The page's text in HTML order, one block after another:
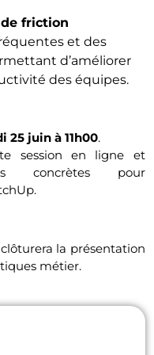
friction
et des
d’améliorer
des équipes.
25 juin à 11h00.
session en ligne et
concrètes pour
la présentation
métier.